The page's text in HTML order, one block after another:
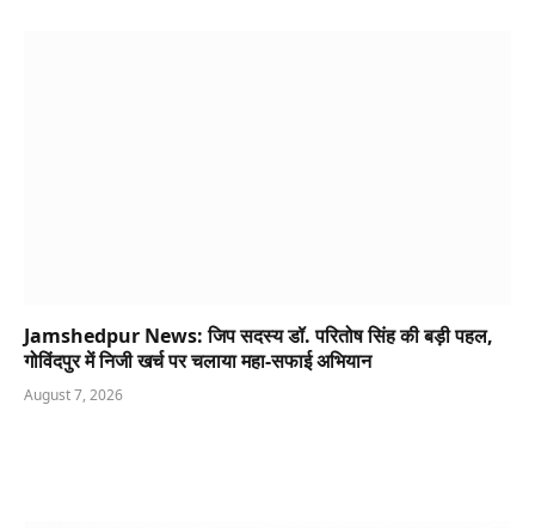
Jamshedpur News: जिप सदस्य डॉ. परितोष सिंह की बड़ी पहल,
गोविंदपुर में निजी खर्च पर चलाया महा-सफाई अभियान
August 7, 2026